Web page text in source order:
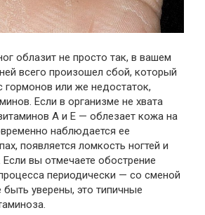
облазит не просто так, в вашем
всего произошел сбой, который
гормонов или же недостаток,
Если в организме не хвата
А и Е — облезает кожа на
наблюдается ее
появляется ломкость ногтей и
Если вы отмечаете обострение
периодически — со сменой
уверены, это типичные